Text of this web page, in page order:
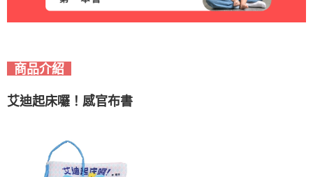
商品介紹
艾迪起床囉！感官布書